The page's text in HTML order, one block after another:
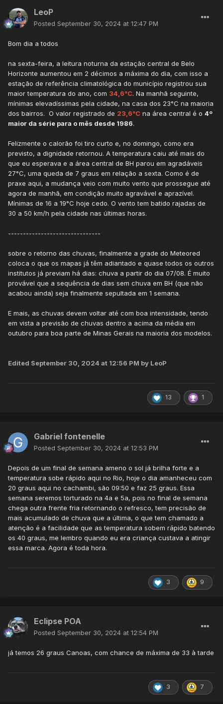
LeoP
Posted September 30, 2024 at 12:47 PM
Bom dia a todos
na sexta-feira, a leitura noturna da estação central de Belo
Horizonte aumentou em 2 décimos a máxima do dia, com isso a
estação de referência climatológica do município registrou sua
maior temperatura do ano, com 34,6°C. Na manhã seguinte,
mínimas elevadíssimas pela cidade, na casa dos 23°C na maioria
dos bairros. O valor registrado de 23,6°C na área central é o 4º
maior da série para o mês desde 1986.
Felizmente o calorão foi tiro curto e, no domingo, como era
previsto, a dignidade retornou. A temperatura caiu até mais do
que eu esperava e a área central de BH parou em agradáveis
27°C, uma queda de 7 graus em relação a sexta. Como é de
praxe aqui, a mudança veio com muito vento que prossegue até
agora de manhã, em condição muito agravável e aprazível.
Mínimas de 16 a 19°C hoje cedo. O vento tem batido rajadas de
30 a 50 km/h pela cidade nas últimas horas.
-------------------------------
sobre o retorno das chuvas, finalmente a grade do Meteored
coloca o que os mapas já têm adiantado e quase todos os outros
institutos já previam há dias: chuva a partir do dia 07/08. É muito
provável que a sequência de dias sem chuva em BH (que não
acabou ainda) seja finalmente sepultada em 1 semana.
E mais, as chuvas devem voltar até com boa intensidade, tendo
em vista a previsão de chuvas dentro a acima da média em
outubro para boa parte de Minas Gerais na maioria dos modelos.
Edited September 30, 2024 at 12:56 PM by LeoP
13 1
Gabriel fontenelle
Posted September 30, 2024 at 12:53 PM
Depois de um final de semana ameno o sol já brilha forte e a
temperatura sobe rápido aqui no Rio, hoje o dia amanheceu com
20 graus aqui no cachambi, são 09:50 e faz 25 graus. Essa
semana seremos torturado na 4a e 5a, pois no final de semana
chega outra frente fria retornando o refresco, tem precisão de
mais acumulado de chuva que a última, o que tem chamado a
atenção é a facilidade que as temperatura sobem rápido batendo
os 40 graus, me lembro quando eu era criança custava a atingir
essa marca. Agora é toda hora.
3 9
Eclipse POA
Posted September 30, 2024 at 12:54 PM
já temos 26 graus Canoas, com chance de máxima de 33 à tarde
3 7